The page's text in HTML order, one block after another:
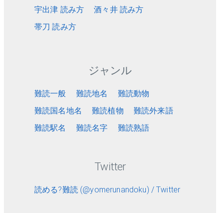
宇出津 読み方
酒々井 読み方
帯刀 読み方
ジャンル
難読一般 難読地名
難読動物
難読国名地名
難読植物
難読外来語
難読駅名
難読名字 難読熟語
Twitter
読める?難読 (@yomerunandoku) / Twitter